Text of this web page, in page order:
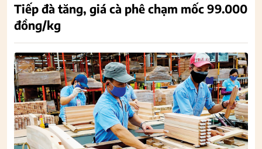
Tiếp đà tăng, giá cà phê chạm mốc 99.000
đồng/kg